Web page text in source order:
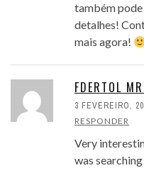
também pode
detalhes!
mais agora!
FDERTOL
3 FEVEREIRO,
RESPONDER
Very
was